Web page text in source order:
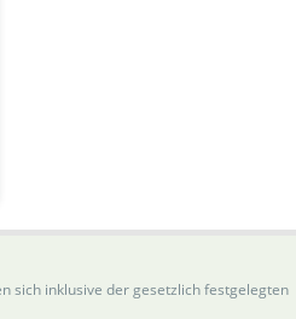
sich inklusive der gesetzlich festgelegten